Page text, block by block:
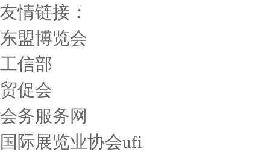
友情链接：
东盟博览会
工信部
贸促会
会务服务网
国际展览业协会ufi